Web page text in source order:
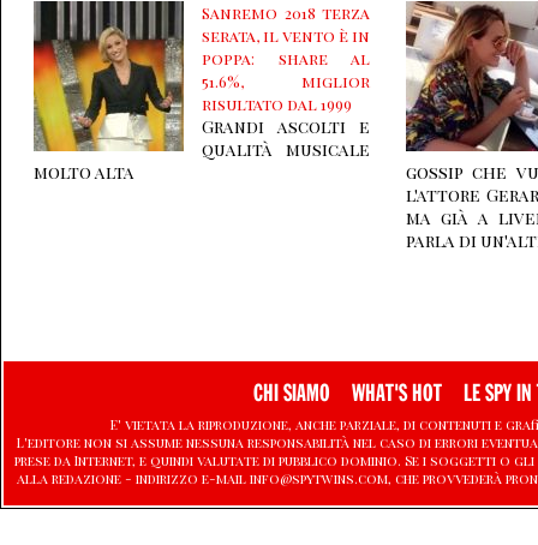
Sanremo 2018 terza
serata, il vento è in
poppa: share al
51.6%, miglior
risultato dal 1999
Grandi ascolti e
qualità musicale
molto alta
gossip che
l'attore
ma già a
parla di
CHI SIAMO WHAT'S HOT LE SPY IN
E' vietata la riproduzione, anche parziale, di contenuti e
L'editore non si assume nessuna responsabilità nel caso di errori
prese da Internet, e quindi valutate di pubblico dominio. Se i soggetti
alla redazione - indirizzo e-mail info@spytwins.com, che provvederà